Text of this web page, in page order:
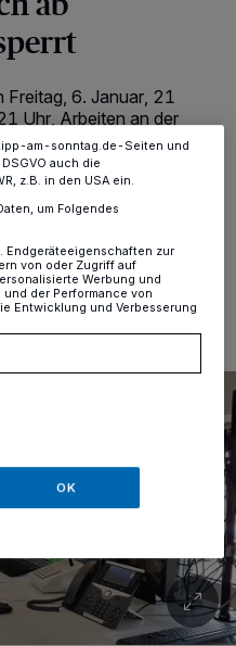
6. Januar, 21
Uhr, Arbeiten an der
Krefeld und
muss die Bahnstrecke
Lesezeit
sind manche Inhalte und
relevant für Sie. Sie können
um Ihre Einstellungen zu
Website. Weitere
am-sonntag.de-Seiten und
auch die
z.B. in den USA ein.
um Folgendes
Endgeräteeigenschaften zur
von oder Zugriff auf
Werbung und
der Performance von
Entwicklung und Verbesserung
OK